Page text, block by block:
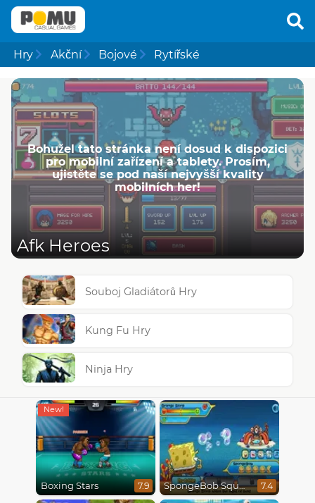
Hry Akční Bojové Rytířské
Bohužel tato stránka není dosud k dispozici
pro mobilní zařízení a tablety. Prosím,
ujistěte se pod naší nejvyšší kvality
mobilních her!
Afk Heroes
Souboj Gladiátorů Hry
Kung Fu Hry
Ninja Hry
Boxing Stars 7.9 SpongeBob SquarePants : Monster Island Adventures 7.4